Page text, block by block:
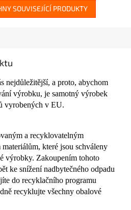
SOUVISEJÍCÍ PRODUKTY
nejdůležitější, a proto, abychom
výrobku, je samotný výrobek
vyrobených v EU.
a recyklovatelným
které jsou schváleny
výrobky. Zakoupením tohoto
ke snížení nadbytečného odpadu
do recyklačního programu
recyklujte všechny obalové